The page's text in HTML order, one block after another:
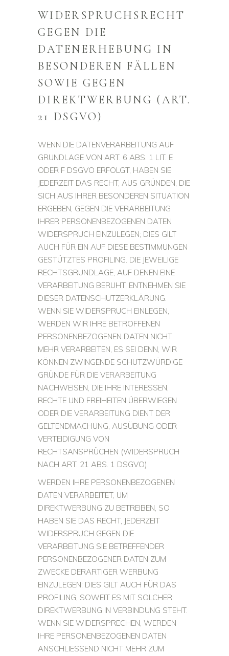
WIDERSPRUCHSRECHT
GEGEN DIE
DATENERHEBUNG IN
BESONDEREN FÄLLEN
SOWIE GEGEN
DIREKTWERBUNG (ART.
21 DSGVO)
WENN DIE DATENVERARBEITUNG AUF
GRUNDLAGE VON ART. 6 ABS. 1 LIT. E
ODER F DSGVO ERFOLGT, HABEN SIE
JEDERZEIT DAS RECHT, AUS GRÜNDEN, DIE
SICH AUS IHRER BESONDEREN SITUATION
ERGEBEN, GEGEN DIE VERARBEITUNG
IHRER PERSONENBEZOGENEN DATEN
WIDERSPRUCH EINZULEGEN; DIES GILT
AUCH FÜR EIN AUF DIESE BESTIMMUNGEN
GESTÜTZTES PROFILING. DIE JEWEILIGE
RECHTSGRUNDLAGE, AUF DENEN EINE
VERARBEITUNG BERUHT, ENTNEHMEN SIE
DIESER DATENSCHUTZERKLÄRUNG.
WENN SIE WIDERSPRUCH EINLEGEN,
WERDEN WIR IHRE BETROFFENEN
PERSONENBEZOGENEN DATEN NICHT
MEHR VERARBEITEN, ES SEI DENN, WIR
KÖNNEN ZWINGENDE SCHUTZWÜRDIGE
GRÜNDE FÜR DIE VERARBEITUNG
NACHWEISEN, DIE IHRE INTERESSEN,
RECHTE UND FREIHEITEN ÜBERWIEGEN
ODER DIE VERARBEITUNG DIENT DER
GELTENDMACHUNG, AUSÜBUNG ODER
VERTEIDIGUNG VON
RECHTSANSPRÜCHEN (WIDERSPRUCH
NACH ART. 21 ABS. 1 DSGVO).
WERDEN IHRE PERSONENBEZOGENEN
DATEN VERARBEITET, UM
DIREKTWERBUNG ZU BETREIBEN, SO
HABEN SIE DAS RECHT, JEDERZEIT
WIDERSPRUCH GEGEN DIE
VERARBEITUNG SIE BETREFFENDER
PERSONENBEZOGENER DATEN ZUM
ZWECKE DERARTIGER WERBUNG
EINZULEGEN; DIES GILT AUCH FÜR DAS
PROFILING, SOWEIT ES MIT SOLCHER
DIREKTWERBUNG IN VERBINDUNG STEHT.
WENN SIE WIDERSPRECHEN, WERDEN
IHRE PERSONENBEZOGENEN DATEN
ANSCHLIESSEND NICHT MEHR ZUM